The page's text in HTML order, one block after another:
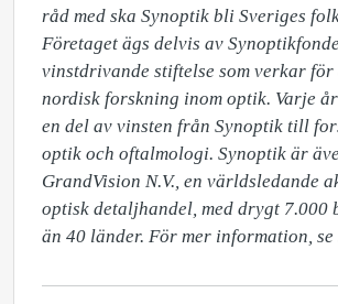
råd med ska Synoptik bli Sveriges
Företaget ägs delvis av
vinstdrivande stiftelse som verkar
nordisk forskning inom optik. Varje
en del av vinsten från Synoptik till
optik och oftalmologi. Synoptik är
GrandVision N.V., en världsledande
optisk detaljhandel, med drygt 7.000
än 40 länder. För mer information, se